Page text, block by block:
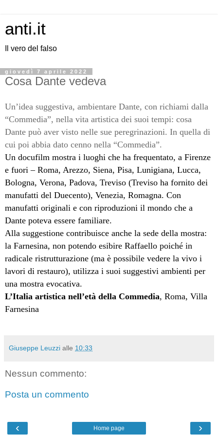
anti.it
Il vero del falso
giovedì 7 aprile 2022
Cosa Dante vedeva
Un’idea suggestiva, ambientare Dante, con richiami dalla
“Commedia”, nella vita artistica dei suoi tempi: cosa
Dante può aver visto nelle sue peregrinazioni. In quella di
cui poi abbia dato cenno nella “Commedia”.
Un docufilm mostra i luoghi che ha frequentato, a Firenze
e fuori – Roma, Arezzo, Siena, Pisa, Lunigiana, Lucca,
Bologna, Verona, Padova, Treviso (Treviso ha fornito dei
manufatti del Duecento), Venezia, Romagna. Con
manufatti originali e con riproduzioni il mondo che a
Dante poteva essere familiare.
Alla suggestione contribuisce anche la sede della mostra:
la Farnesina, non potendo esibire Raffaello poiché in
radicale ristrutturazione (ma è possibile vedere la vivo i
lavori di restauro), utilizza i suoi suggestivi ambienti per
una mostra evocativa.
L’Italia artistica nell’età della Commedia, Roma, Villa
Farnesina
Giuseppe Leuzzi alle 10:33
Nessun commento:
Posta un commento
‹ ›
Home page